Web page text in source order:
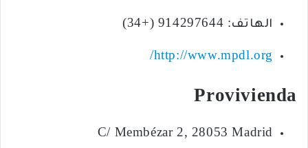
الهاتف: 914297644 (+34)
http://www.mpdl.org/
Provivienda
C/ Membézar 2, 28053 Madrid